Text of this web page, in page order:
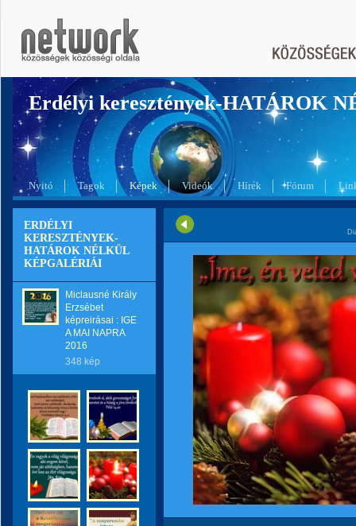
Erdélyi keresztények-HATÁROK
Nyitó Tagok Képek Videók Hírek Fórum
ERDÉLYI
KERESZTÉNYEK-
HATÁROK NÉLKÜL
KÉPGALÉRIÁI
Miclausné Király
Erzsébet
képreirásai : IGE
A MAI NAPRA
2016
348 kép